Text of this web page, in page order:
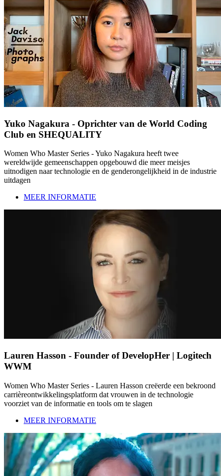
Yuko Nagakura - Oprichter van de World Coding
Club en SHEQUALITY
Women Who Master Series - Yuko Nagakura heeft twee
wereldwijde gemeenschappen opgebouwd die meer meisjes
uitnodigen naar technologie en de genderongelijkheid in de industrie
uitdagen
MEER INFORMATIE
Lauren Hasson - Founder of DevelopHer | Logitech
WWM
Women Who Master Series - Lauren Hasson creëerde een bekroond
carrièreontwikkelingsplatform dat vrouwen in de technologie
voorziet van de informatie en tools om te slagen
MEER INFORMATIE